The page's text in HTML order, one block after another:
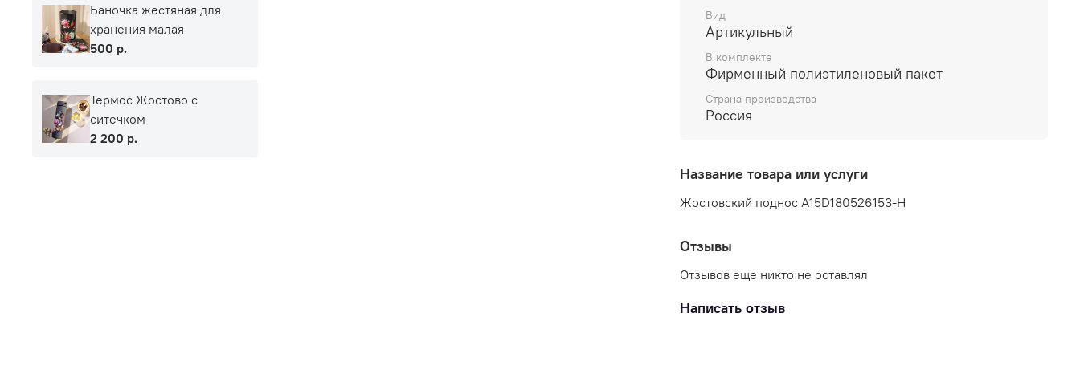
Вид
Артикульный
В комплекте
Фирменный полиэтиленовый пакет
Страна производства
Россия
Название товара или услуги
Жостовский поднос A15D180526153-Н
Отзывы
Отзывов еще никто не оставлял
Написать отзыв
Баночка жестяная для
хранения малая
500 р.
Термос Жостово с
ситечком
2 200 р.